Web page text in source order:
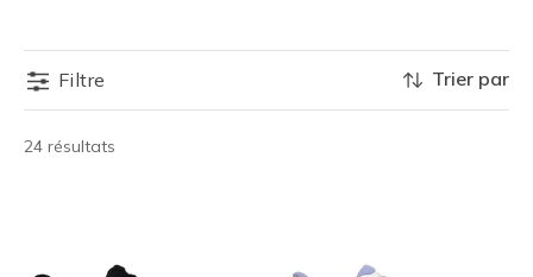
Filtre
24 résultats
Trier par